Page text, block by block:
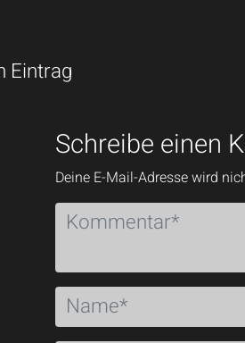
Eintrag
Schreibe einen
Deine E-Mail-Adresse wird